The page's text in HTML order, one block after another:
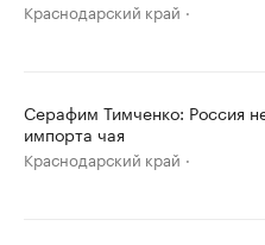
Краснодарский край
Серафим Тимченко: Россия
импорта чая
Краснодарский край